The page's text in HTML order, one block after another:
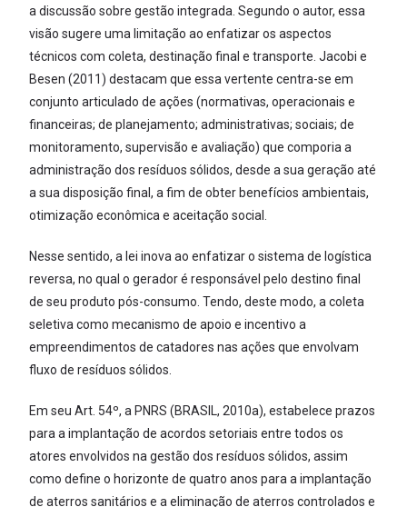
a discussão sobre gestão integrada. Segundo o autor, essa
visão sugere uma limitação ao enfatizar os aspectos
técnicos com coleta, destinação final e transporte. Jacobi e
Besen (2011) destacam que essa vertente centra-se em
conjunto articulado de ações (normativas, operacionais e
financeiras; de planejamento; administrativas; sociais; de
monitoramento, supervisão e avaliação) que comporia a
administração dos resíduos sólidos, desde a sua geração até
a sua disposição final, a fim de obter benefícios ambientais,
otimização econômica e aceitação social.
Nesse sentido, a lei inova ao enfatizar o sistema de logística
reversa, no qual o gerador é responsável pelo destino final
de seu produto pós-consumo. Tendo, deste modo, a coleta
seletiva como mecanismo de apoio e incentivo a
empreendimentos de catadores nas ações que envolvam
fluxo de resíduos sólidos.
Em seu Art. 54º, a PNRS (BRASIL, 2010a), estabelece prazos
para a implantação de acordos setoriais entre todos os
atores envolvidos na gestão dos resíduos sólidos, assim
como define o horizonte de quatro anos para a implantação
de aterros sanitários e a eliminação de aterros controlados e